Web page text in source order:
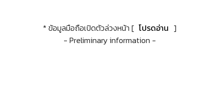
* ข้อมูลมือถือเปิดตัวล่วงหน้า [ โปรดอ่าน ]
- Preliminary information -